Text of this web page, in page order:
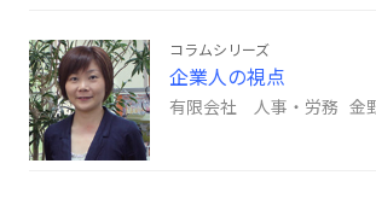
コラムシリーズ
企業人の視点
有限会社 人事・労務 金